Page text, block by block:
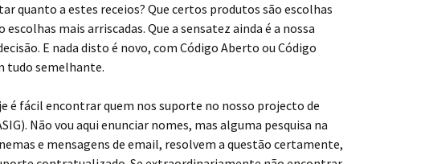
quanto a estes receios? Que certos produtos são escolhas
escolhas mais arriscadas. Que a sensatez ainda é a nossa
E nada disto é novo, com Código Aberto ou Código
tudo semelhante.
é fácil encontrar quem nos suporte no nosso projecto de
Não vou aqui enunciar nomes, mas alguma pesquisa na
e mensagens de email, resolvem a questão certamente,